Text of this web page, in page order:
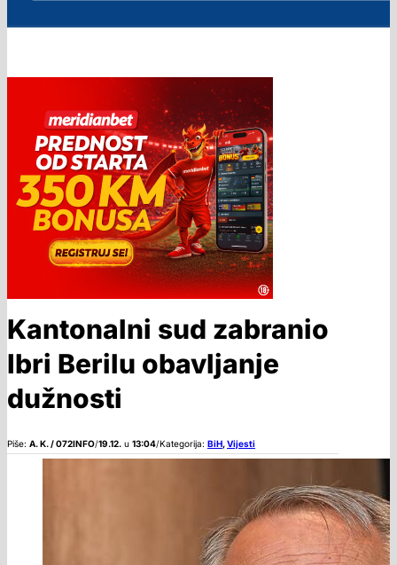
Kantonalni sud zabranio
Ibri Berilu obavljanje
dužnosti
Piše: A. K. / 072INFO/19.12. u 13:04/Kategorija: BiH,Vijesti